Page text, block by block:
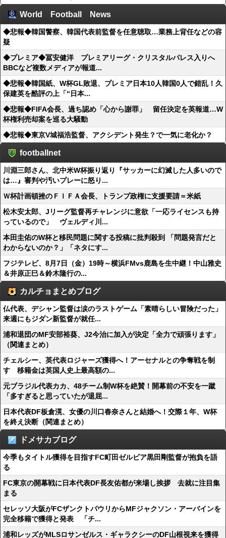
World Football News
◆悲報◆韓国警察、韓国代表前監督を任意聴取…業務上背任などの容
疑
◆プレミア◆冨安健洋 プレミアリーグ・クリスタルパレス入りへ
BBCなど複数メディアが報道...
◆悲報◆韓国紙、W杯GL敗退、プレミア日本10人韓国0人で錯乱！久
保建英を酷評の上「“日本...
◆悲報◆FIFA会長、過ち認め「心から謝罪」 留任決定を英報道…W
杯権利売却案を巡る大騒動
◆悲報◆東京V城福浩監督、アクシデント発生？で一気に老化か？
footballnet
川淵三郎さん、北中米W杯振り返り『サッカーに幻滅した人多いので
は…』審判や汚いプレーに怒り...
Ｗ杯計画頓挫のＦＩＦＡ会長、トランプ政権に支援要請＝米紙
松木安太郎、Jリーグ監督再チャレンジに意欲「一応ライセンスも持
っているので」 ヴェルディ川...
本田圭佑のW杯と移民問題に関する投稿に批判殺到 「問題発言だと
わからないのか？」「ネタにす...
フジテレビ、8月7日（金）19時～横浜FMvs鹿島を生中継！中山雅史
＆井原正巳＆鈴木隆行の...
カルチョまとめブログ
仏代表、デシャン監督は涙のラストゲーム「素晴らしい冒険だった」
来週にもジダン新監督が就任...
浦和退団のMF安部裕葵、J2今治に加入が決定「全力で頑張ります」
（関連まとめ）
チェルシー、英代表ロジャーズ獲得へ！アーセナルとの争奪戦を制
す 移籍金は英国人史上最高額の...
元ブラジル代表カカ、48チーム制W杯を絶賛！開幕前の不安を一蹴
「多すぎると思っていたが退屈...
日本代表DF板倉滉、女優の川口春奈さんと結婚へ！交際１年、W杯
を終え決断（関連まとめ）
ドメサカブログ
今季もタイトル獲得を目指すFC町田ゼルビア黒田剛監督が抱負を語
る
FC東京の開幕戦に日本代表DF長友佑都が来場し挨拶 去就に注目集
まる
セレッソ大阪がFCザンクトパウリからMFジャクソン・アーバインを
完全移籍で獲得と発表 「チ...
浦和レッズがMLSロサンゼルス・ギャラクシーのDF山根視来を獲得